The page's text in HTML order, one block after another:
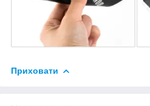
Приховати